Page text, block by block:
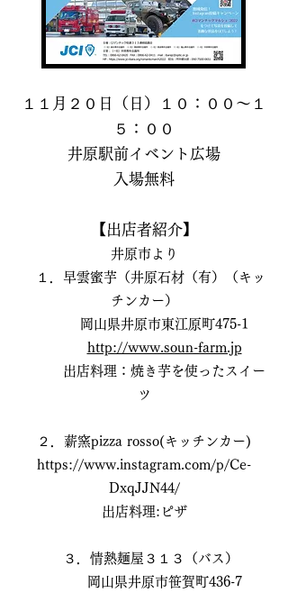
１１月２０日（日）１０：００〜１
５：００
井原駅前イベント広場
入場無料
【出店者紹介】
井原市より
１．早雲蜜芋（井原石材（有）（キッ
チンカー）
岡山県井原市東江原町475-1
http://www.soun-farm.jp
出店料理：焼き芋を使ったスイー
ツ
２．薪窯pizza rosso(キッチンカー)
https://www.instagram.com/p/Ce-
DxqJJN44/
出店料理:ピザ
３．情熱麺屋３１３（バス）
岡山県井原市笹賀町436-7